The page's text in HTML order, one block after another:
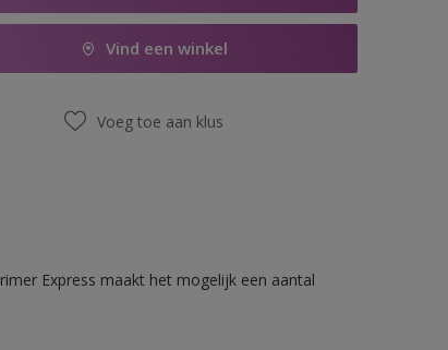
Vind een winkel
Voeg toe aan klus
Express maakt het mogelijk een aantal